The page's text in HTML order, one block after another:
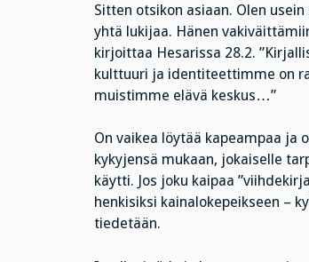
Sitten otsikon asiaan. Olen
yhtä lukijaa. Hänen
kirjoittaa Hesarissa 28.2.
kulttuuri ja identiteettimme on
muistimme elävä keskus…”
On vaikea löytää kapeampaa ja
kykyjensä mukaan, jokaiselle
käytti. Jos joku kaipaa
henkisiksi kainalokepeikseen –
tiedetään.